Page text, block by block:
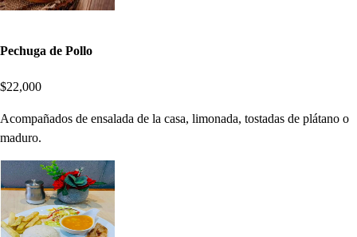
Pechuga de Pollo
$22,000
Acompañados de ensalada de la casa, limonada, tostadas de plátano o
maduro.